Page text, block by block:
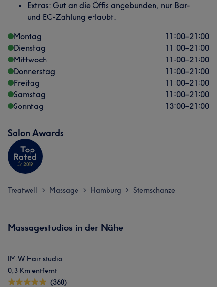
Extras: Gut an die Öffis angebunden, nur Bar-
und EC-Zahlung erlaubt.
Montag
11:00–21:00
Dienstag
11:00–21:00
Mittwoch
11:00–21:00
Donnerstag
11:00–21:00
Freitag
11:00–21:00
Samstag
11:00–21:00
Sonntag
13:00–21:00
Salon Awards
Treatwell > Massage > Hamburg > Sternschanze
Massagestudios in der Nähe
IM.W Hair studio
0,3 Km entfernt
(360)